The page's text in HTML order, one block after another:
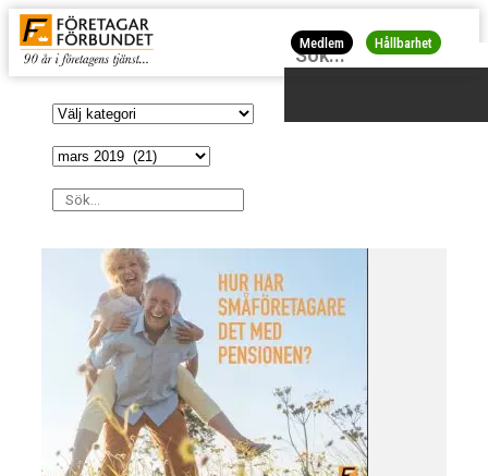
Medlem Hållbarhet